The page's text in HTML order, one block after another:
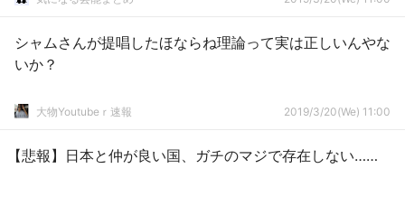
シャムさんが提唱したほならね理論って実は正しいんやな
いか？
大物Youtubeｒ速報 2019/3/20(We) 11:00
【悲報】日本と仲が良い国、ガチのマジで存在しない……